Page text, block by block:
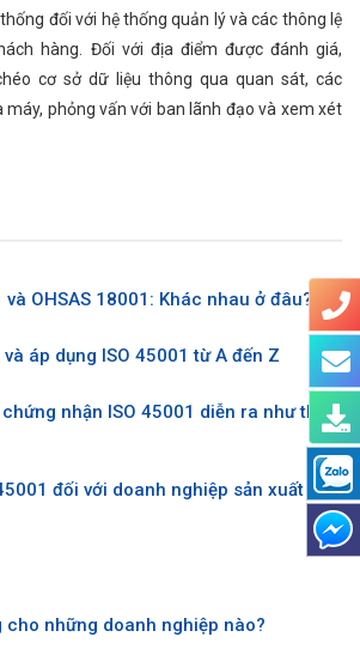
đối với hệ thống quản lý và các thông lệ
hàng. Đối với địa điểm được đánh giá,
cơ sở dữ liệu thông qua quan sát, các
phỏng vấn với ban lãnh đạo và xem xét
OHSAS 18001: Khác nhau ở đâu?
áp dụng ISO 45001 từ A đến Z
nhận ISO 45001 diễn ra như thế
đối với doanh nghiệp sản xuất và
cho những doanh nghiệp nào?